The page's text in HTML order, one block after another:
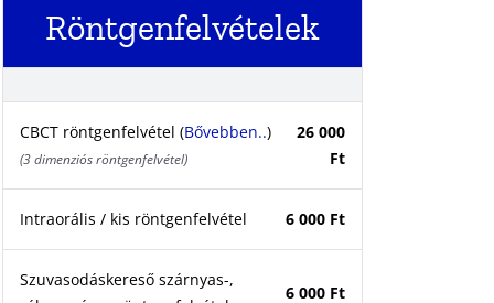
Röntgenfelvételek
CBCT röntgenfelvétel (Bővebben..)
(3 dimenziós röntgenfelvétel)
26 000
Ft
Intraorális / kis röntgenfelvétel 6 000 Ft
Szuvasodáskereső szárnyas-,
6 000 Ft